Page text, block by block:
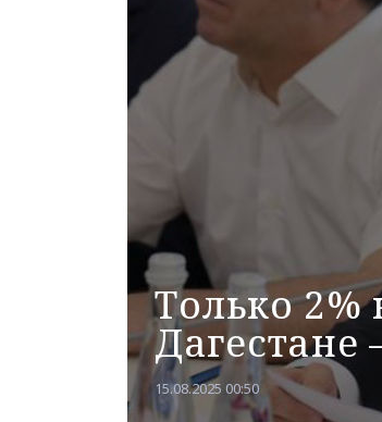
Только
Дагестане
15.08.2025 00:50